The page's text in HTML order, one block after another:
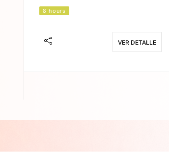
8 hours
VER DETALLE